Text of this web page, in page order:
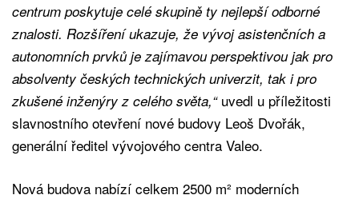
centrum poskytuje celé skupině ty nejlepší odborné
znalosti. Rozšíření ukazuje, že vývoj asistenčních a
autonomních prvků je zajímavou perspektivou jak pro
absolventy českých technických univerzit, tak i pro
zkušené inženýry z celého světa,“ uvedl u příležitosti
slavnostního otevření nové budovy Leoš Dvořák,
generální ředitel vývojového centra Valeo.
Nová budova nabízí celkem 2500 m² moderních